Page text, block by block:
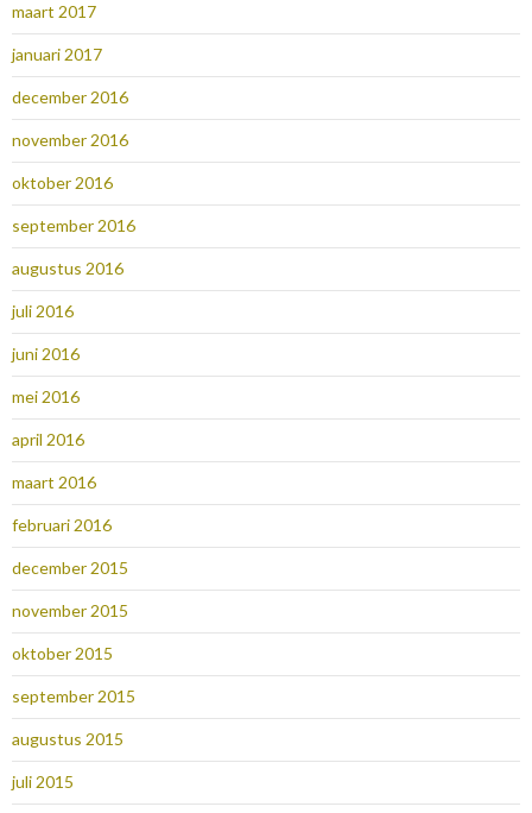
maart 2017
januari 2017
december 2016
november 2016
oktober 2016
september 2016
augustus 2016
juli 2016
juni 2016
mei 2016
april 2016
maart 2016
februari 2016
december 2015
november 2015
oktober 2015
september 2015
augustus 2015
juli 2015